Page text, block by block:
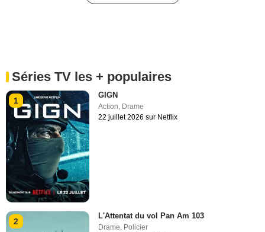
Séries TV les + populaires
1
GIGN
Action, Drame
22 juillet 2026 sur Netflix
2
L'Attentat du vol Pan Am 103
Drame Policier